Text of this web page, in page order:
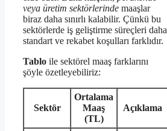
veya üretim sektörlerinde maaşlar
biraz daha sınırlı kalabilir. Çünkü bu
sektörlerde iş geliştirme süreçleri daha
standart ve rekabet koşulları farklıdır.
Tablo ile sektörel maaş farklarını
şöyle özetleyebiliriz:
Sektör
Ortalama
Maaş
(TL)
Açıklama